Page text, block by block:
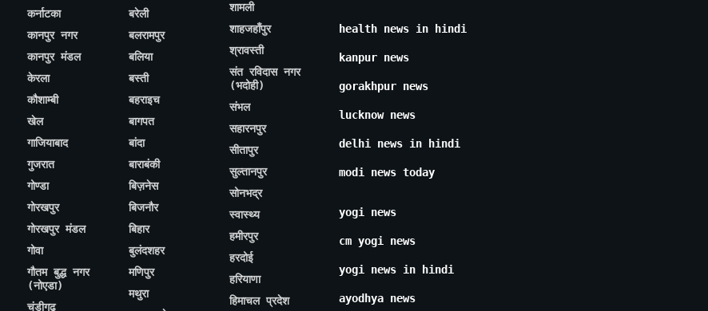
कर्नाटका
कानपुर नगर
कानपुर मंडल
केरला
कौशाम्बी
खेल
गाजियाबाद
गुजरात
गोण्डा
गोरखपुर
गोरखपुर मंडल
गोवा
गौतम बुद्ध नगर
(नोएडा)
चंडीगढ़
बरेली
बलरामपुर
बलिया
बस्ती
बहराइच
बागपत
बांदा
बाराबंकी
बिज़नेस
बिजनौर
बिहार
बुलंदशहर
मणिपुर
मथुरा
शामली
शाहजहाँपुर
श्रावस्ती
संत रविदास नगर
(भदोही)
संभल
सहारनपुर
सीतापुर
सुल्तानपुर
सोनभद्र
स्वास्थ्य
हमीरपुर
हरदोई
हरियाणा
हिमाचल प्रदेश
health news in hindi
kanpur news
gorakhpur news
lucknow news
delhi news in hindi
modi news today
yogi news
cm yogi news
yogi news in hindi
ayodhya news